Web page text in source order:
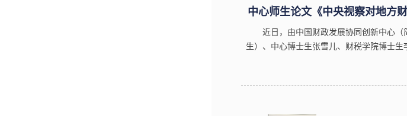
中心师生论文《中央视察对地方
近日，由中国财政发展协同创新中心
生）、中心博士生张雪儿、财税学院博士